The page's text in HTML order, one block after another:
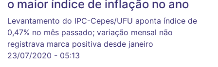
o maior índice de inflação no ano
Levantamento do IPC-Cepes/UFU aponta índice de
0,47% no mês passado; variação mensal não
registrava marca positiva desde janeiro
23/07/2020 - 05:13